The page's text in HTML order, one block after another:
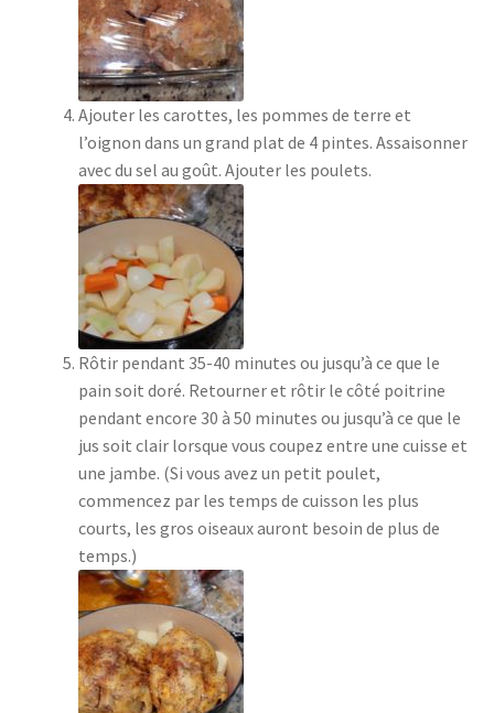
Ajouter les carottes, les pommes de terre et
l’oignon dans un grand plat de 4 pintes. Assaisonner
avec du sel au goût. Ajouter les poulets.
Rôtir pendant 35-40 minutes ou jusqu’à ce que le
pain soit doré. Retourner et rôtir le côté poitrine
pendant encore 30 à 50 minutes ou jusqu’à ce que le
jus soit clair lorsque vous coupez entre une cuisse et
une jambe. (Si vous avez un petit poulet,
commencez par les temps de cuisson les plus
courts, les gros oiseaux auront besoin de plus de
temps.)